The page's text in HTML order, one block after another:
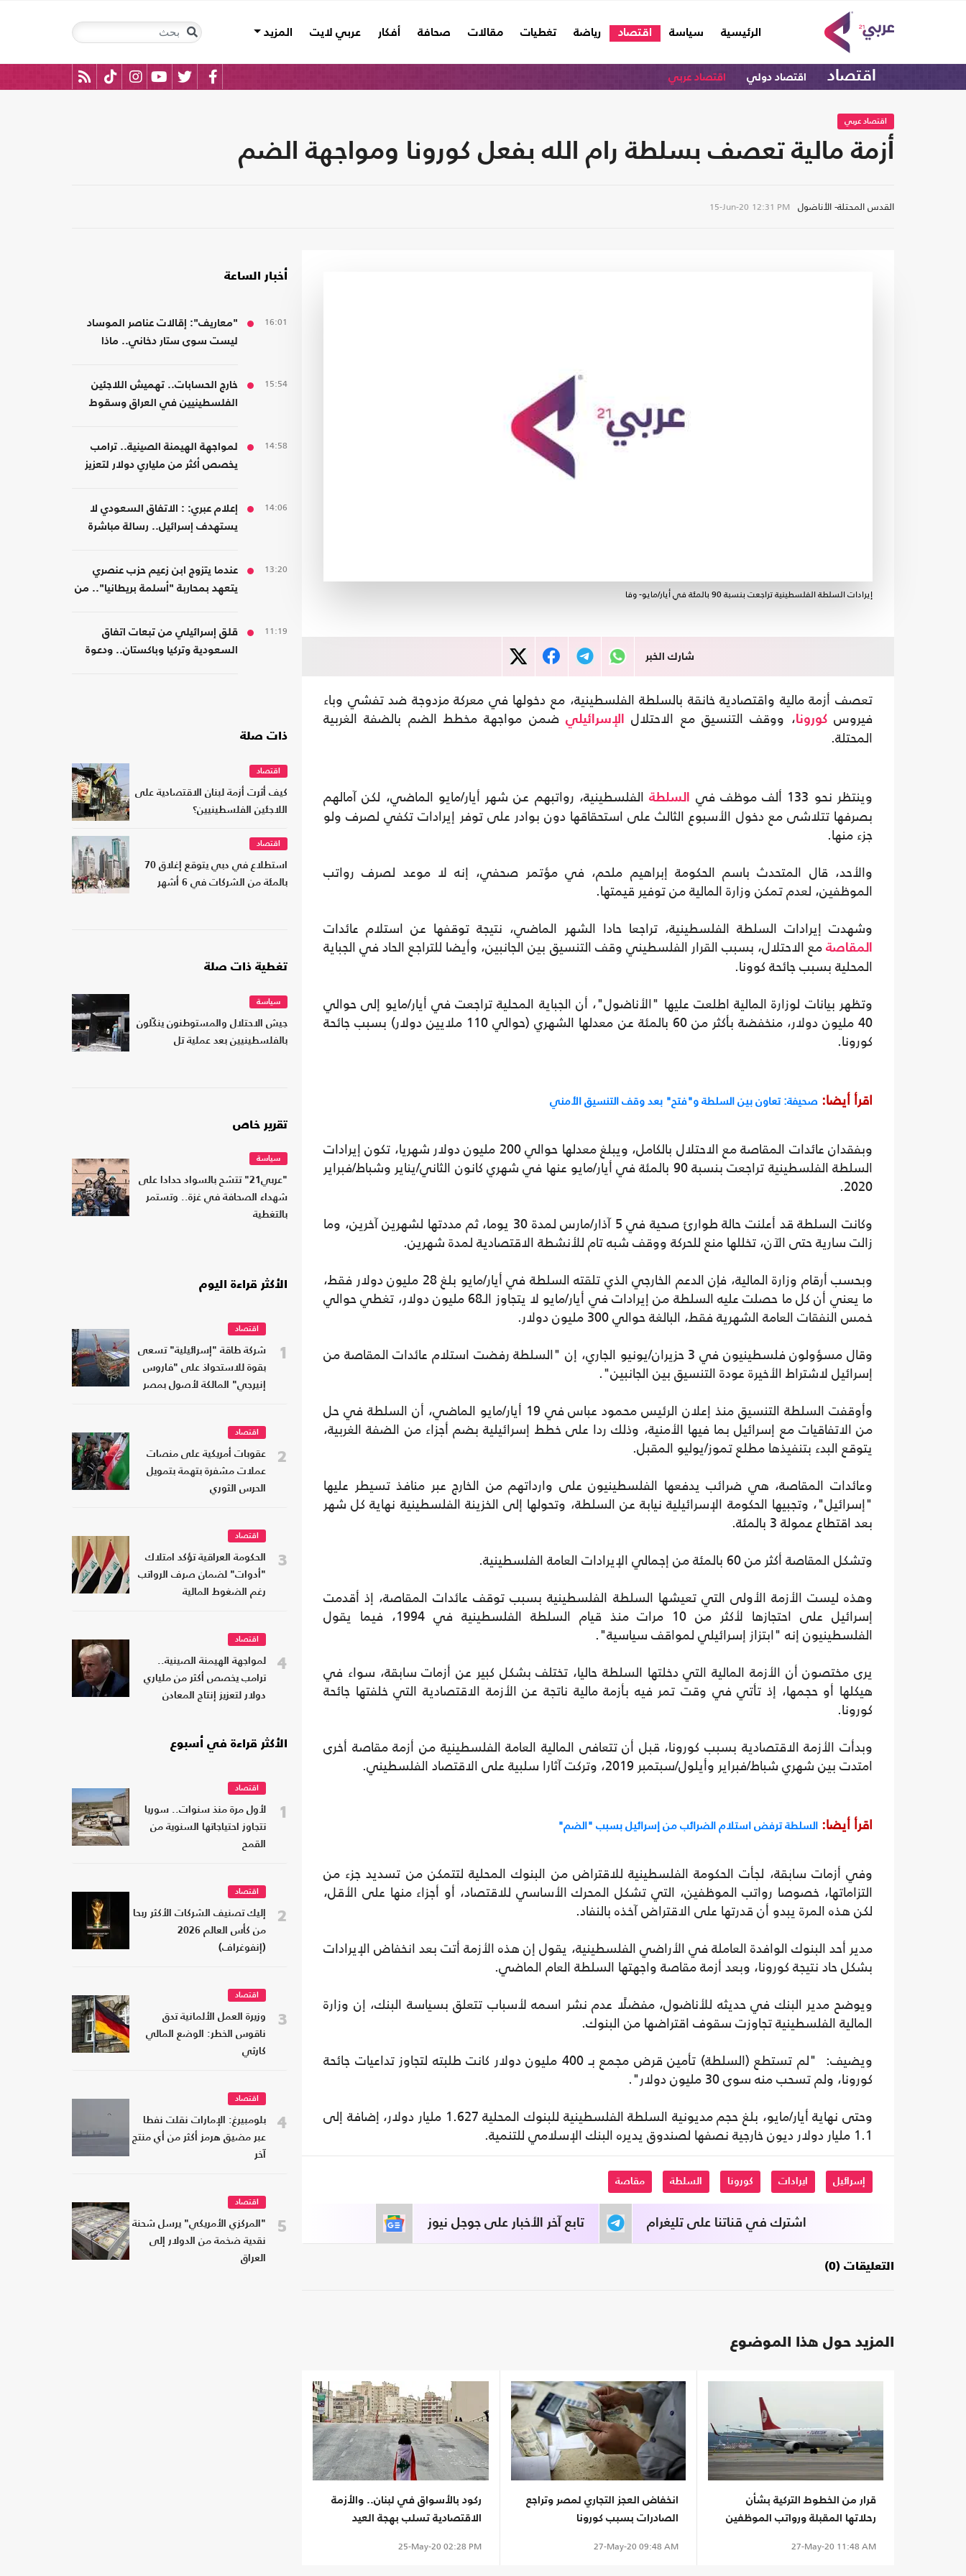
الرئيسية
(current) سياسة اقتصاد رياضة تغطيات مقالات صحافة أفكار عربي لايت المزيد
اقتصاد اقتصاد دولي اقتصاد عربي
اقتصاد عربي
أزمة مالية تعصف بسلطة رام الله بفعل كورونا ومواجهة الضم
القدس المحتلة- الأناضول 15-Jun-20 12:31 PM
إيرادات السلطة الفلسطينية تراجعت بنسبة 90 بالمئة في أيار/مايو- وفا
شارك الخبر
تعصف أزمة مالية واقتصادية خانقة بالسلطة الفلسطينية، مع دخولها في معركة مزدوجة ضد تفشي وباء
فيروسكورونا، ووقف التنسيق مع الاحتلال الإسرائيلي ضمن مواجهة مخطط الضم بالضفة الغربية
المحتلة.
وينتظر نحو 133 ألف موظف في السلطةالفلسطينية، رواتبهم عن شهر أيار/مايو الماضي، لكن آمالهم
بصرفها تتلاشى مع دخول الأسبوع الثالث على استحقاقها دون بوادر على توفر إيرادات تكفي لصرف ولو
جزء منها.
والأحد، قال المتحدث باسم الحكومة إبراهيم ملحم، في مؤتمر صحفي، إنه لا موعد لصرف رواتب
الموظفين، لعدم تمكن وزارة المالية من توفير قيمتها.
وشهدت إيرادات السلطة الفلسطينية، تراجعا حادا الشهر الماضي، نتيجة توقفها عن استلام عائدات
المقاصة مع الاحتلال، بسبب القرار الفلسطيني وقف التنسيق بين الجانبين، وأيضا للتراجع الحاد في الجباية
المحلية بسبب جائحة كوونا.
وتظهر بيانات لوزارة المالية اطلعت عليها "الأناضول"، أن الجباية المحلية تراجعت في أيار/مايو إلى حوالي
40 مليون دولار، منخفضة بأكثر من 60 بالمئة عن معدلها الشهري (حوالي 110 ملايين دولار) بسبب جائحة
كورونا.
اقرأ أيضا: صحيفة: تعاون بين السلطة و"فتح" بعد وقف التنسيق الأمني
وبفقدان عائدات المقاصة مع الاحتلال بالكامل، ويبلغ معدلها حوالي 200 مليون دولار شهريا، تكون إيرادات
السلطة الفلسطينية تراجعت بنسبة 90 بالمئة في أيار/مايو عنها في شهري كانون الثاني/يناير وشباط/فبراير
2020.
وكانت السلطة قد أعلنت حالة طوارئ صحية في 5 آذار/مارس لمدة 30 يوما، ثم مددتها لشهرين آخرين، وما
زالت سارية حتى الآن، تخللها منع للحركة ووقف شبه تام للأنشطة الاقتصادية لمدة شهرين.
وبحسب أرقام وزارة المالية، فإن الدعم الخارجي الذي تلقته السلطة في أيار/مايو بلغ 28 مليون دولار فقط،
ما يعني أن كل ما حصلت عليه السلطة من إيرادات في أيار/مايو لا يتجاوز الـ68 مليون دولار، تغطي حوالي
خمس النفقات العامة الشهرية فقط، البالغة حوالي 300 مليون دولار.
وقال مسؤولون فلسطينيون في 3 حزيران/يونيو الجاري، إن "السلطة رفضت استلام عائدات المقاصة من
إسرائيل لاشتراط الأخيرة عودة التنسيق بين الجانبين".
وأوقفت السلطة التنسيق منذ إعلان الرئيس محمود عباس في 19 أيار/مايو الماضي، أن السلطة في حل
من الاتفاقيات مع إسرائيل بما فيها الأمنية، وذلك ردا على خطط إسرائيلية بضم أجزاء من الضفة الغربية،
يتوقع البدء بتنفيذها مطلع تموز/يوليو المقبل.
وعائدات المقاصة، هي ضرائب يدفعها الفلسطينيون على وارداتهم من الخارج عبر منافذ تسيطر عليها
"إسرائيل"، وتجبيها الحكومة الإسرائيلية نيابة عن السلطة، وتحولها إلى الخزينة الفلسطينية نهاية كل شهر
بعد اقتطاع عمولة 3 بالمئة.
وتشكل المقاصة أكثر من 60 بالمئة من إجمالي الإيرادات العامة الفلسطينية.
وهذه ليست الأزمة الأولى التي تعيشها السلطة الفلسطينية بسبب توقف عائدات المقاصة، إذ أقدمت
إسرائيل على احتجازها لأكثر من 10 مرات منذ قيام السلطة الفلسطينية في 1994، فيما يقول
الفلسطينيون إنه "ابتزاز إسرائيلي لمواقف سياسية".
يرى مختصون أن الأزمة المالية التي دخلتها السلطة حاليا، تختلف بشكل كبير عن أزمات سابقة، سواء في
هيكلها أو حجمها، إذ تأتي في وقت تمر فيه بأزمة مالية ناتجة عن الأزمة الاقتصادية التي خلفتها جائحة
كورونا.
وبدأت الأزمة الاقتصادية بسبب كورونا، قبل أن تتعافى المالية العامة الفلسطينية من أزمة مقاصة أخرى
امتدت بين شهري شباط/فبراير وأيلول/سبتمبر 2019، وتركت آثارا سلبية على الاقتصاد الفلسطيني.
اقرأ أيضا: السلطة ترفض استلام الضرائب من إسرائيل بسبب "الضم"
وفي أزمات سابقة، لجأت الحكومة الفلسطينية للاقتراض من البنوك المحلية لتتمكن من تسديد جزء من
التزاماتها، خصوصا رواتب الموظفين، التي تشكل المحرك الأساسي للاقتصاد، أو أجزاء منها على الأقل،
لكن هذه المرة يبدو أن قدرتها على الاقتراض آخذه بالنفاد.
مدير أحد البنوك الوافدة العاملة في الأراضي الفلسطينية، يقول إن هذه الأزمة أتت بعد انخفاض الإيرادات
بشكل حاد نتيجة كورونا، وبعد أزمة مقاصة واجهتها السلطة العام الماضي.
ويوضح مدير البنك في حديثه للأناضول، مفضلًا عدم نشر اسمه لأسباب تتعلق بسياسة البنك، إن وزارة
المالية الفلسطينية تجاوزت سقوف اقتراضها من البنوك.
ويضيف: "لم تستطع (السلطة) تأمين قرض مجمع بـ 400 مليون دولار كانت طلبته لتجاوز تداعيات جائحة
كورونا، ولم تسحب منه سوى 30 مليون دولار".
وحتى نهاية أيار/مايو، بلغ حجم مديونية السلطة الفلسطينية للبنوك المحلية 1.627 مليار دولار، إضافة إلى
1.1 مليار دولار ديون خارجية نصفها لصندوق يديره البنك الإسلامي للتنمية.
إسرائيل ايرادات كورونا السلطة مقاصة
تابع آخر الأخبار على جوجل نيوز اشترك في قناتنا على تليغرام
التعليقات (0)
المزيد حول هذا الموضوع
قرار من الخطوط التركية بشأن
رحلاتها المقبلة ورواتب الموظفين
27-May-20 11:48 AM
انخفاض العجز التجاري لمصر وتراجع
الصادرات بسبب كورونا
27-May-20 09:48 AM
ركود بالأسواق في لبنان.. والأزمة
الاقتصادية تسلب بهجة العيد
25-May-20 02:28 PM
أخبار الساعة
16:01
"معاريف": إقالات عناصر الموساد
ليست سوى ستار دخاني.. ماذا
15:54
خارج الحسابات.. تهميش اللاجئين
الفلسطينيين في العراق وسقوط
14:58
لمواجهة الهيمنة الصينية.. ترامب
يخصص أكثر من ملياري دولار لتعزيز
14:06
إعلام عبري: : الاتفاق السعودي لا
يستهدف إسرائيل.. رسالة مباشرة
13:20
عندما يتزوج ابن زعيم حزب عنصري
يتعهد بمحاربة "أسلمة بريطانيا".. من
11:19
قلق إسرائيلي من تبعات اتفاق
السعودية وتركيا وباكستان.. ودعوة
ذات صلة
اقتصاد
كيف أثرت أزمة لبنان الاقتصادية على
اللاجئين الفلسطينيين؟
اقتصاد
استطلاع في دبي يتوقع إغلاق 70
بالمئة من الشركات في 6 أشهر
تغطية ذات صلة
سياسة
جيش الاحتلال والمستوطنون ينكّلون
بالفلسطينيين بعد عملية تل
تقرير خاص
سياسة
"عربي21" تتشح بالسواد حدادا على
شهداء الصحافة في غزة.. وتستمر
بالتغطية
الأكثر قراءة اليوم
1
اقتصاد
شركة طاقة "إسرائيلية" تسعى
بقوة للاستحواذ على "فاروس
إنيرجي" المالكة لأصول بمصر
2
اقتصاد
عقوبات أمريكية على منصات
عملات مشفرة بتهمة بتمويل
الحرس الثوري
3
اقتصاد
الحكومة العراقية تؤكد امتلاك
"أدوات" لضمان صرف الرواتب
رغم الضغوط المالية
4
اقتصاد
لمواجهة الهيمنة الصينية..
ترامب يخصص أكثر من ملياري
دولار لتعزيز إنتاج المعادن
الأكثر قراءة في أسبوع
1
اقتصاد
لأول مرة منذ سنوات.. سوريا
تتجاوز احتياجاتها السنوية من
القمح
2
اقتصاد
إليك تصنيف الشركات الأكثر ربحا
من كأس العالم 2026
(إنفوغراف)
3
اقتصاد
وزيرة العمل الألمانية تدق
ناقوس الخطر: الوضع المالي
كارثي
4
اقتصاد
بلومبيرغ: الإمارات نقلت نفطا
عبر مضيق هرمز أكثر من أي منتج
آخر
5
اقتصاد
"المركزي الأمريكي" يرسل شحنة
نقدية ضخمة من الدولار إلى
العراق